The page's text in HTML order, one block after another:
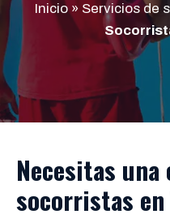
Inicio» Servicios de
Necesitas una
socorristas